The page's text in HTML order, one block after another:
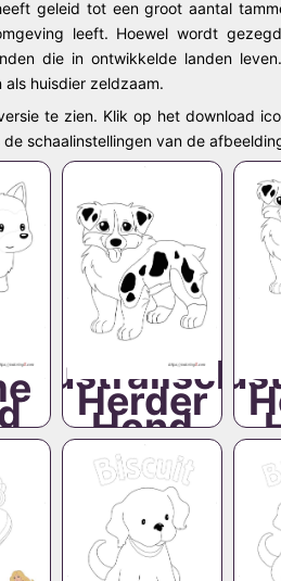
geleid tot een groot aantal
leeft. Hoewel wordt
die in ontwikkelde landen
huisdier zeldzaam.
te zien. Klik op het download
schaalinstellingen van de
Australische
Herder
Hond